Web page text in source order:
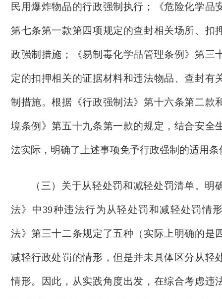
民用爆炸物品的行政强制执行；《危险化学品
第七条第一款第四项规定的查封相关场所、扣
政强制措施；《易制毒化学品管理条例》第三
定的扣押相关的证据材料和违法物品、查封有
制措施。根据《行政强制法》第十六条第二款
境条例》第五十九条第一款的规定，结合安全
法实际，明确了上述事项免予行政强制的适用条
（三）关于从轻处罚和减轻处罚清单。 明
法》中39种违法行为从轻处罚和减轻处罚情
法》第三十二条规定了五种（实际上明确的是
减轻行政处罚的情形，但是并未具体区分从轻
情形。因此，从实践角度出发，在综合考虑违